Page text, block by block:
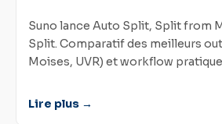
Suno lance Auto Split, Split from
Split. Comparatif des meilleurs
Moises, UVR) et workflow
Lire plus →